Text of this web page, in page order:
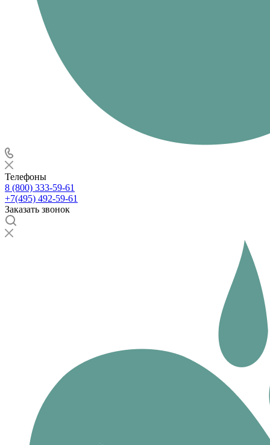
Телефоны
8 (800) 333-59-61
+7(495) 492-59-61
Заказать звонок